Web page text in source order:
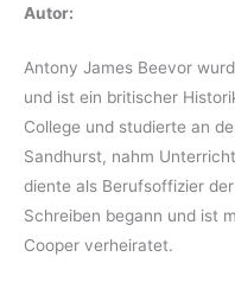
Autor:
Antony James Beevor
und ist ein britischer
College und studierte an
Sandhurst, nahm
diente als Berufsoffizier
Schreiben begann und ist
Cooper verheiratet.